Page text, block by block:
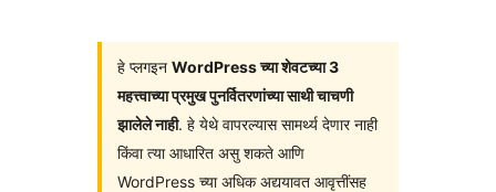
हे प्लगइन WordPress च्या शेवटच्या 3
महत्त्वाच्या प्रमुख पुनर्वितरणांच्या साथी चाचणी
झालेले नाही. हे येथे वापरल्यास सामर्थ्य देणार नाही
किंवा त्या आधारित असु शकते आणि
WordPress च्या अधिक अद्ययावत आवृत्तींसह